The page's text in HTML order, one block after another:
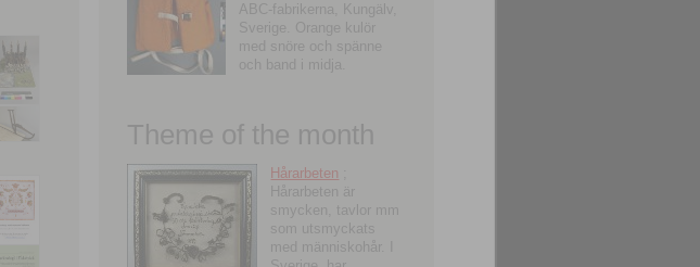
ABC-fabrikerna, Kungälv,
Sverige. Orange kulör
med snöre och spänne
och band i midja.
Theme of the month
Hårarbeten
Hårarbeten är
smycken, tavlor mm
som utsmyckats
med människohår. I